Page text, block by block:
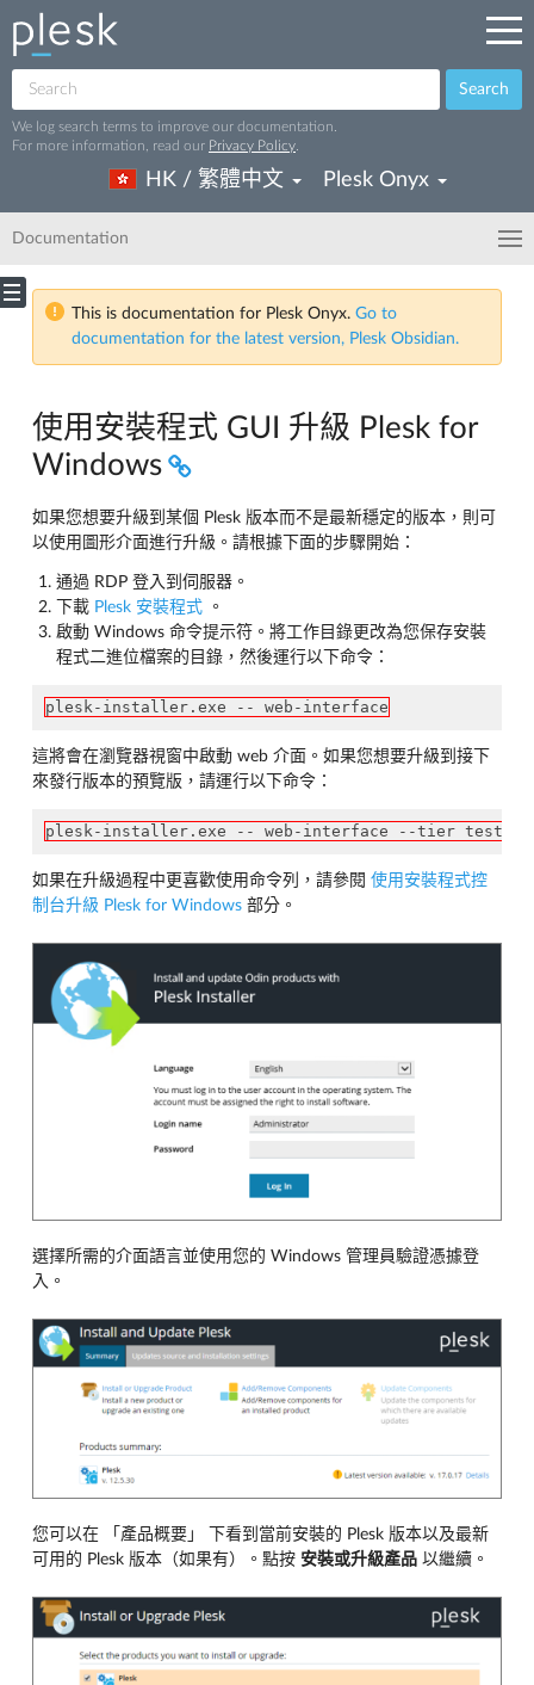
Search
We log search terms to improve our documentation.
For more information, read our Privacy Policy
HK / 繁體中文 Plesk Onyx
Documentation
This is documentation for Plesk Onyx. Go to
documentation for the latest version, Plesk Obsidian.
使用安裝程式 GUI 升級 Plesk for
Windows
如果您想要升級到某個 Plesk 版本而不是最新穩定的版本，則可
以使用圖形介面進行升級。請根據下面的步驟開始：
通過 RDP 登入到伺服器。
下載 Plesk 安裝程式 。
啟動 Windows 命令提示符。將工作目錄更改為您保存安裝
程式二進位檔案的目錄，然後運行以下命令：
plesk-installer.exe -- web-interface
這將會在瀏覽器視窗中啟動 web 介面。如果您想要升級到接下
來發行版本的預覽版，請運行以下命令：
plesk-installer.exe -- web-interface --tier testing
如果在升級過程中更喜歡使用命令列，請參閱 使用安裝程式控
制台升級 Plesk for Windows 部分。
選擇所需的介面語言並使用您的 Windows 管理員驗證憑據登
入。
您可以在 「產品概要」 下看到當前安裝的 Plesk 版本以及最新
可用的 Plesk 版本（如果有）。點按 安裝或升級產品 以繼續。